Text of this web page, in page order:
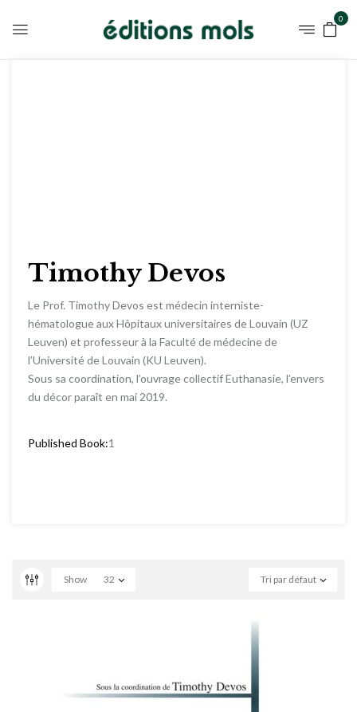
0
Timothy Devos
Le Prof. Timothy Devos est médecin interniste-
hématologue aux Hôpitaux universitaires de Louvain (UZ
Leuven) et professeur à la Faculté de médecine de
l’Université de Louvain (KU Leuven).
Sous sa coordination, l’ouvrage collectif Euthanasie, l’envers
du décor paraît en mai 2019.
Published Book:1
Tri par défaut
Show 32